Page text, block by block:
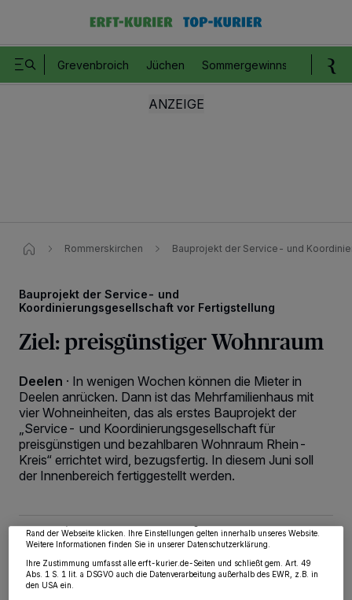
Grevenbroich Jüchen Sommergewinnspiel
Rommerskirchen Bauprojekt der Service- und
Bauprojekt der Service- und
Koordinierungsgesellschaft vor Fertigstellung
Ziel: preisgünstiger Wohnraum
Deelen · In wenigen Wochen können die Mieter in
Deelen anrücken. Dann ist das Mehrfamilienhaus mit
vier Wohneinheiten, das als erstes Bauprojekt der
„Service- und Koordinierungsgesellschaft für
preisgünstigen und bezahlbaren Wohnraum Rhein-
Kreis“ errichtet wird, bezugsfertig. In diesem Juni soll
der Innenbereich fertiggestellt werden.
10.06.2024 , 14:12 Uhr 2 Minuten Lesezeit
Wir und unsere218 -Partner speichern und greifen auf personenbezogene Daten
wie Browserdaten oder eindeutige Kennungen auf Ihrem Gerät zu. Durch Auswahl
von OK aktivieren Sie Tracking-Technologien für die unter „Wir und unsere
Partner verarbeiten Daten, um Ihnen Dienste bereitzustellen“ aufgeführten
Rand der Webseite klicken. Ihre Einstellungen gelten innerhalb unseres Website.
Weitere Informationen finden Sie in unserer Datenschutzerklärung.
Ihre Zustimmung umfasst alle erft-kurier.de-Seiten und schließt gem. Art. 49
Abs. 1 S. 1 lit. a DSGVO auch die Datenverarbeitung außerhalb des EWR, z.B. in
den USA ein.